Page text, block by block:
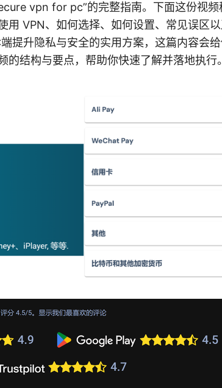
vpn for pc”的完整指南。下面这份视
用 VPN、如何选择、如何设置、常见误区
提升隐私与安全的实用方案，这篇内容会
的结构与要点，帮助你快速了解并落地执行。